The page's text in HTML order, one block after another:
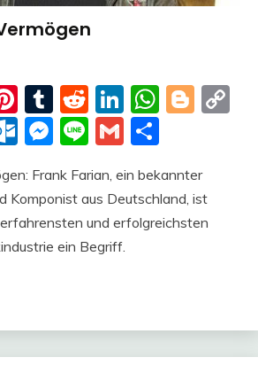
Pinterest
Tumblr
Reddit
LinkedIn
Outlook.com
Messenger
LineGmail
Frank Farian, ein bekannter
Komponist aus Deutschland, ist
und erfolgreichsten
ein Begriff.